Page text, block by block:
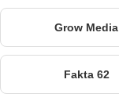
Grow Media
Fakta 62